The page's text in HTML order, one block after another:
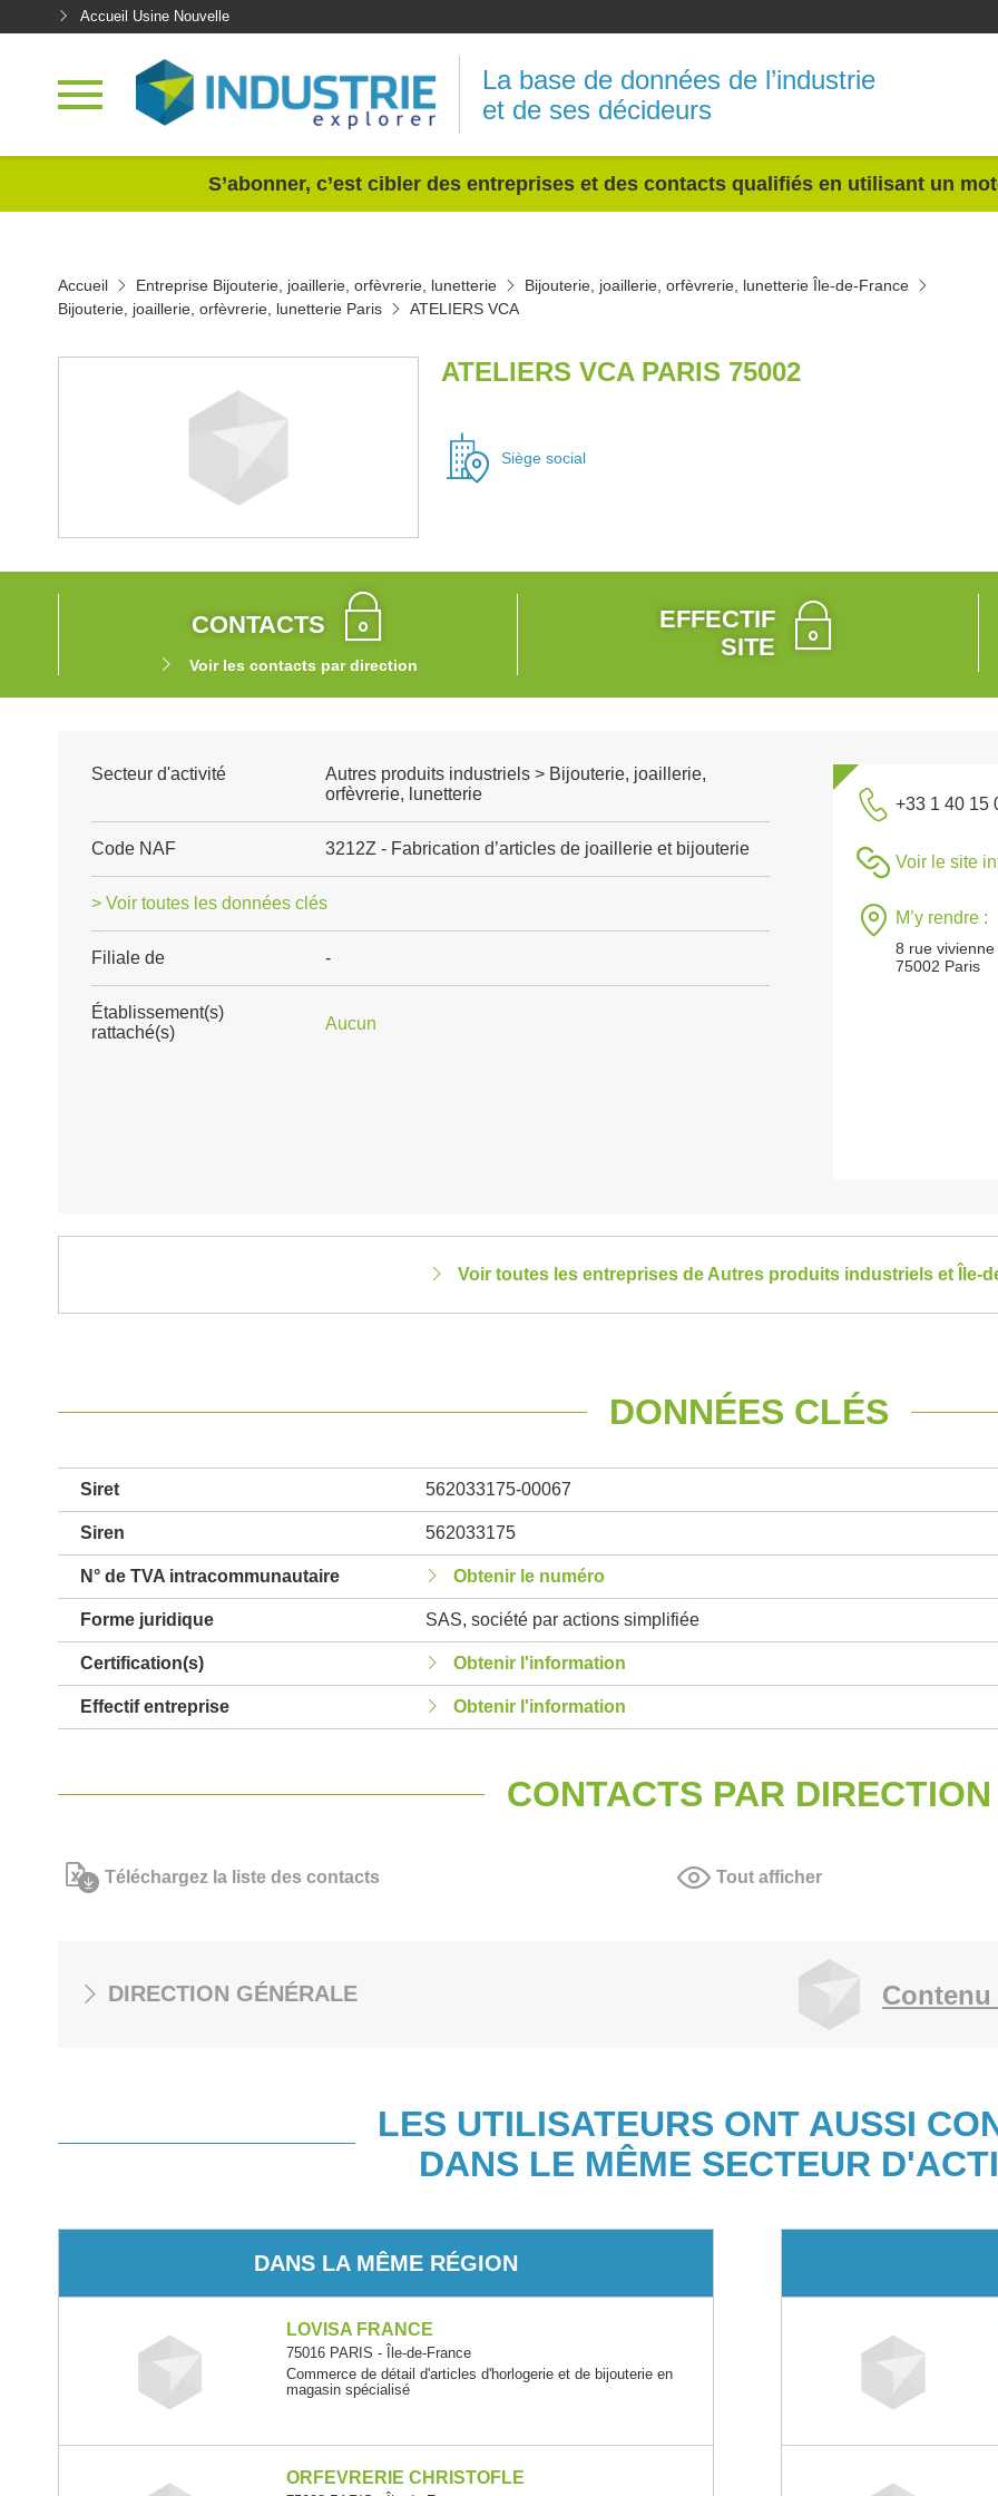
Accueil Usine Nouvelle
La base de données de l’industrie
et de ses décideurs
S’abonner, c’est cibler des entreprises et des contacts qualifiés en utilisant un
Accueil Entreprise Bijouterie, joaillerie, orfèvrerie, lunetterie
Bijouterie, joaillerie, orfèvrerie, lunetterie Île-de-France
Bijouterie, joaillerie, orfèvrerie, lunetterie Paris
ATELIERS VCA
ATELIERS VCA PARIS 75002
Siège social
CONTACTS
Voir les contacts par direction
EFFECTIF
SITE
Secteur d'activité
Autres produits industriels > Bijouterie, joaillerie,
orfèvrerie, lunetterie
Code NAF 3212Z - Fabrication d’articles de joaillerie et bijouterie
> Voir toutes les données clés
Filiale de -
Établissement(s)
rattaché(s)
Aucun
+33 1 40 15
Voir le site
M’y rendre :
8 rue vivienne
75002 Paris
Voir toutes les entreprises de Autres produits industriels et Île-
DONNÉES CLÉS
Siret 562033175-00067
Siren 562033175
N° de TVA intracommunautaire Obtenir le numéro
Forme juridique SAS, société par actions simplifiée
Certification(s) Obtenir l'information
Effectif entreprise Obtenir l'information
CONTACTS PAR DIRECTION
Téléchargez la liste des contacts Tout afficher
DIRECTION GÉNÉRALE
LES UTILISATEURS ONT AUSSI
DANS LE MÊME SECTEUR
DANS LA MÊME RÉGION
LOVISA FRANCE
75016 PARIS - Île-de-France
Commerce de détail d'articles d'horlogerie et de bijouterie en
magasin spécialisé
ORFEVRERIE CHRISTOFLE